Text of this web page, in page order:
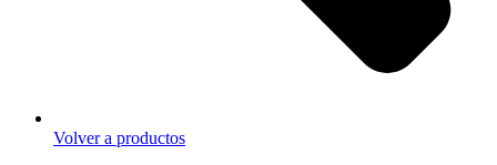
Volver a productos